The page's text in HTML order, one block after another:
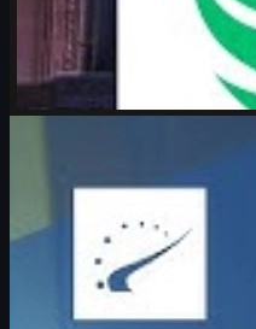
Johnson
Counter-Strike 2Haziran 17,
Boombl4 röportajı:
skins ekonomisi
Boombl4'ın IEM Cologne
koşusu ve CS2 csgo skins